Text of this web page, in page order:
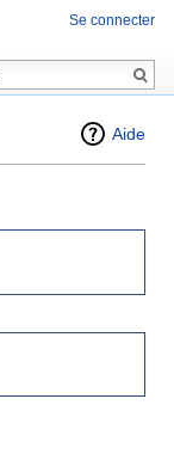
Aide
Se connecter